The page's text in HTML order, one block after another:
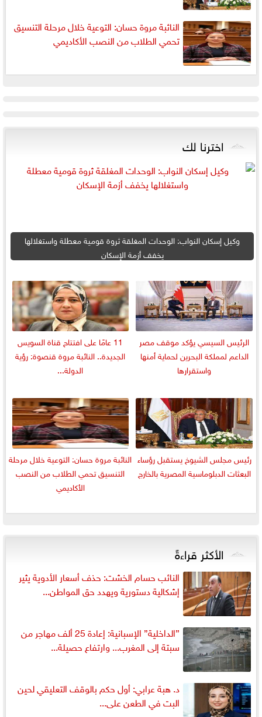
النائبة مروة حسان: التوعية خلال مرحلة التنسيق
تحمي الطلاب من النصب الأكاديمي
اخترنا لك
وكيل إسكان النواب: الوحدات المغلقة ثروة قومية معطلة واستغلالها
يخفف أزمة الإسكان
الرئيس السيسي يؤكد موقف مصر
الداعم لمملكة البحرين لحماية أمنها
واستقرارها
11 عامًا على افتتاح قناة السويس
الجديدة.. النائبة مروة قنصوة: رؤية
الدولة...
رئيس مجلس الشيوخ يستقبل رؤساء
البعثات الدبلوماسية المصرية بالخارج
النائبة مروة حسان: التوعية خلال مرحلة
التنسيق تحمي الطلاب من النصب
الأكاديمي
الأكثر قراءةً
النائب حسام الخشت: حذف أسعار الأدوية يثير
إشكالية دستورية ويهدد حق المواطن...
”الداخلية” الإسبانية: إعادة 25 ألف مهاجر من
سبتة إلى المغرب... وارتفاع حصيلة...
د. هبة عرابي: أول حكم بالوقف التعليقي لحين
البت في الطعن على...